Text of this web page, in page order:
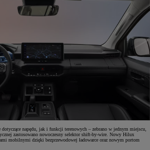
dotyczące napędu, jak i funkcji terenowych – zebrano w jednym miejscu,
zastosowano nowoczesny selektor shift-by-wire. Nowy Hilux
mobilnymi dzięki bezprzewodowej ładowarce oraz nowym portom